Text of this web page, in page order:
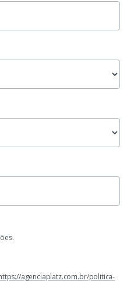
agenciaplatz.com.br/politica-